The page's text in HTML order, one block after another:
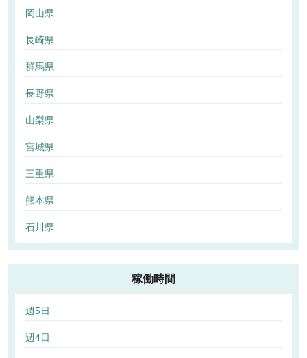
岡山県
長崎県
群馬県
長野県
山梨県
宮城県
三重県
熊本県
石川県
稼働時間
週5日
週4日